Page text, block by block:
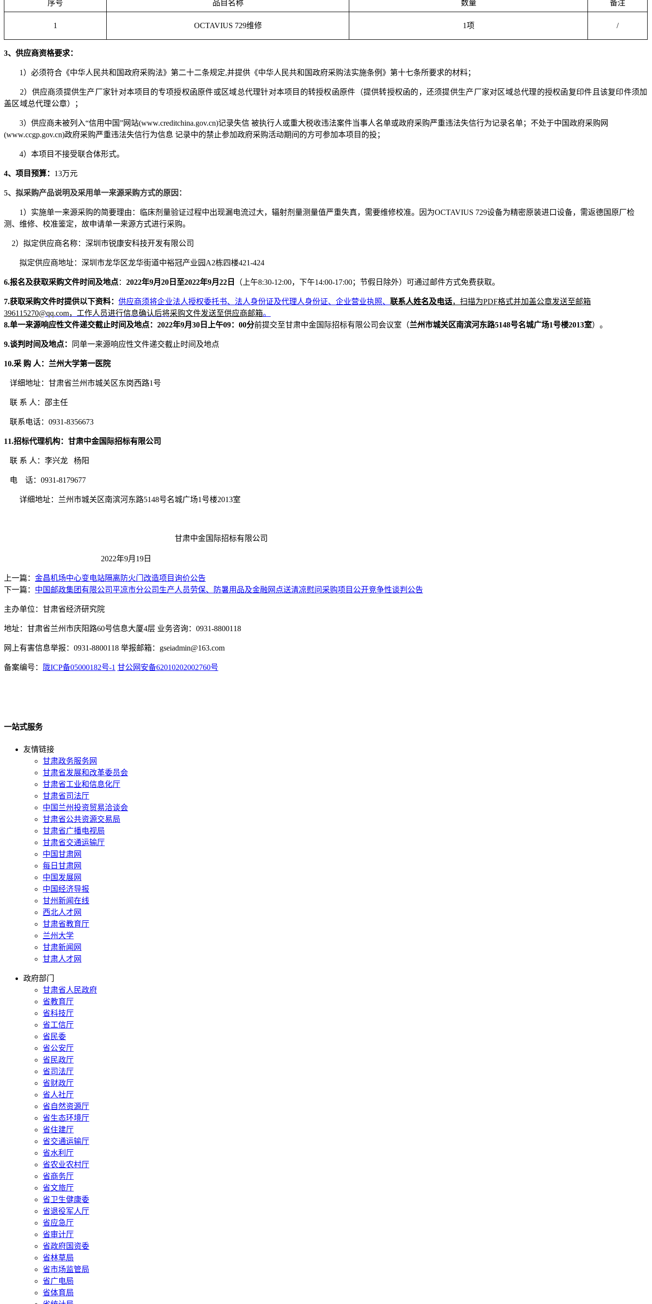
序号 品目名称 数量 备注
1 OCTAVIUS 729维修 1项 /
3、供应商资格要求：
1）必须符合《中华人民共和国政府采购法》第二十二条规定,并提供《中华人民共和国政府采购法实施条例》第十七条所要求的材料；
2） 供应商须提供生产厂家针对本项目的专项授权函原件或区域总代理针对本项目的转授权函原件（提供转授权函的，还须提供生产厂家对区域总代理的授权函复印件且该复印件须加
盖区域总代理公章）；
3） 供应商未被列入“信用中国”网站(www.creditchina.gov.cn)记录失信 被执行人或重大税收违法案件当事人名单或政府采购严重违法失信行为记录名单；不处于中国政府采购网
(www.ccgp.gov.cn)政府采购严重违法失信行为信息 记录中的禁止参加政府采购活动期间的方可参加本项目的投 ；
4） 本项目不接受联合体形式。
4、 项目预算： 13万元
5、拟采购产品说明及采用单一来源采购方式的原因：
1）实施单一来源采购的简要理由： 临床剂量验证过程中出现漏电流过大，辐射剂量测量值严重失真，需要维修校准。因为OCTAVIUS 729设备为精密原装进口设备，需返德国原厂检
测、维修、校准鉴定，故申请单一来源方式进行采购。
2）拟定供应商名称： 深圳市锐康安科技开发有限公司
拟定供应商地址：深圳市龙华区龙华街道中裕冠产业园 A2栋四楼421-424
6.报名及获取采购文件时间及地点： 2022年9月 20 日至2022年9月 22 日 （上午8:30-12:00，下午14:00-17:00；节假日除外） 可通过邮件方式免费获取。
7.获取采购文件时提供以下资料： 供应商须将企业法人授权委托书、法人身份证及代理人身份证、企业营业执照、 联系人姓名及电话， 扫描为PDF格式并加盖公章发送至邮箱
396115270@qq.com，工作人员进行信息确认后将采购文件发送至供应商邮箱。
8.单一来源响应性文件递交截止时间及地点： 2022年9月 30 日 上午09： 00分前提交至甘肃中金国际招标有限公司会议室（兰州市城关区南滨河东路5148号名城广场1号楼2013室）。
9.谈判时间及地点： 同单一来源响应性文件递交截止时间及地点
10.采 购 人：兰州大学第一医院
详细地址： 甘肃省兰州市城关区东岗西路1号
联 系 人： 邵主任
联系电话： 0931-8356673
11.招标代理机构：甘肃中金国际招标有限公司
联 系 人： 李兴龙 杨阳
电 话： 0931-8179677
详细地址：兰州市城关区南滨河东路5148号名城广场1号楼2013室
甘肃中金国际招标有限公司
2022年9月 19 日
上一篇： 金昌机场中心变电站隔离防火门改造项目询价公告
下一篇： 中国邮政集团有限公司平凉市分公司生产人员劳保、防暑用品及金融网点送清凉慰问采购项目公开竞争性谈判公告
主办单位：甘肃省经济研究院
地址：甘肃省兰州市庆阳路60号信息大厦4层 业务咨询：0931-8800118
网上有害信息举报：0931-8800118 举报邮箱：gseiadmin@163.com
备案编号： 陇ICP备05000182号-1 甘公网安备62010202002760号
一站式服务
友情链接
甘肃政务服务网
甘肃省发展和改革委员会
甘肃省工业和信息化厅
甘肃省司法厅
中国兰州投资贸易洽谈会
甘肃省公共资源交易局
甘肃省广播电视局
甘肃省交通运输厅
中国甘肃网
每日甘肃网
中国发展网
中国经济导报
甘州新闻在线
西北人才网
甘肃省教育厅
兰州大学
甘肃新闻网
甘肃人才网
政府部门
甘肃省人民政府
省教育厅
省科技厅
省工信厅
省民委
省公安厅
省民政厅
省司法厅
省财政厅
省人社厅
省自然资源厅
省生态环境厅
省住建厅
省交通运输厅
省水利厅
省农业农村厅
省商务厅
省文旅厅
省卫生健康委
省退役军人厅
省应急厅
省审计厅
省政府国资委
省林草局
省市场监管局
省广电局
省体育局